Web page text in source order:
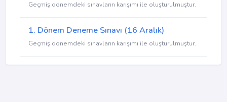
Geçmiş dönemdeki sınavların karışımı ile oluşturulmuştur.
1. Dönem Deneme Sınavı (16 Aralık)
Geçmiş dönemdeki sınavların karışımı ile oluşturulmuştur.